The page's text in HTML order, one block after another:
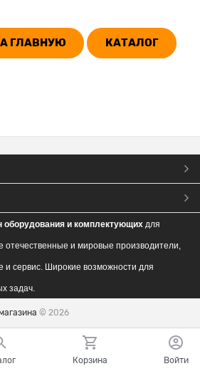
ГЛАВНУЮ КАТАЛОГ
оборудования и комплектующих для
отечественные и мировые производители,
и сервис. Широкие возможности для
задач.
© 2026
Корзина Войти